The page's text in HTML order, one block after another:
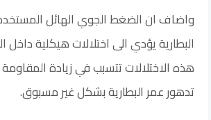
واضاف ان الضغط الجوي الهائل
البطارية يؤدي الى اختلالات هيكلية داخل
هذه الاختلالات تتسبب في زيادة
تدهور عمر البطارية بشكل غير مسبوق.